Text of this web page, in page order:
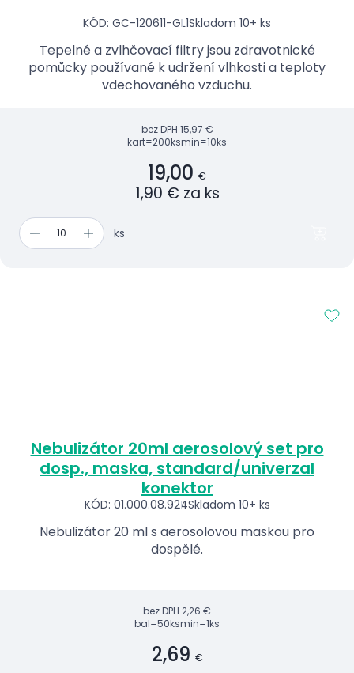
KÓD: GC-120611-GL1Skladom 10+ ks
Tepelné a zvlhčovací filtry jsou zdravotnické
pomůcky používané k udržení vlhkosti a teploty
vdechovaného vzduchu.
bez DPH 15,97 €
kart=200ksmin=10ks
19,00 €
1,90 € za ks
ks
Nebulizátor 20ml aerosolový set pro
dosp., maska, standard/univerzal
konektor
KÓD: 01.000.08.924Skladom 10+ ks
Nebulizátor 20 ml s aerosolovou maskou pro
dospělé.
bez DPH 2,26 €
bal=50ksmin=1ks
2,69 €